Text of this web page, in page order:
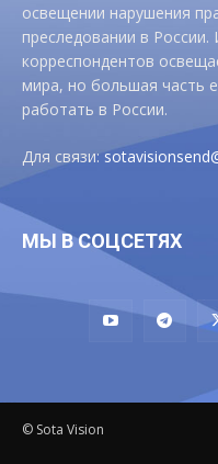
освещении нарушения
преследовании в России.
корреспондентов
мира, но большая часть
работать в России.
Для связи:
МЫ В СОЦСЕТЯХ
© Sota Vision